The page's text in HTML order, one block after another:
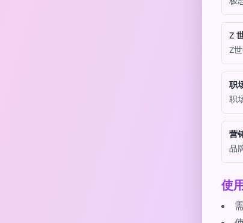
Z
Z
职
职
营
品
使